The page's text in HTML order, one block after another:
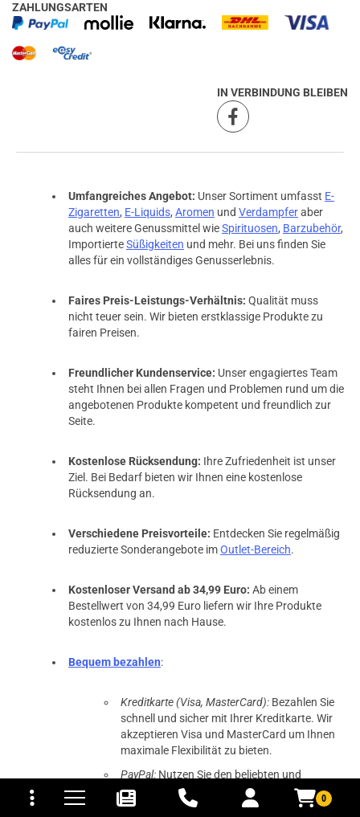
0
und Versandkosten
ZAHLUNGSARTEN
IN VERBINDUNG BLEIBEN
Umfangreiches Angebot: Unser Sortiment umfasst E-
Zigaretten, E-Liquids, Aromen und Verdampferaber
auch weitere Genussmittel wieSpirituosen, Barzubehör,
ImportierteSüßigkeiten und mehr. Bei uns finden Sie
alles für ein vollständiges Genusserlebnis.
Faires Preis-Leistungs-Verhältnis: Qualität muss
nicht teuer sein. Wir bieten erstklassige Produkte zu
fairen Preisen.
Freundlicher Kundenservice: Unser engagiertes Team
steht Ihnen bei allen Fragen und Problemen rund um die
angebotenen Produkte kompetent und freundlich zur
Seite.
Kostenlose Rücksendung: Ihre Zufriedenheit ist unser
Ziel. Bei Bedarf bieten wir Ihnen eine kostenlose
Rücksendung an.
Verschiedene Preisvorteile: Entdecken Sie regelmäßig
reduzierte Sonderangebote imOutlet-Bereich.
Kostenloser Versand ab 34,99 Euro: Ab einem
Bestellwert von 34,99 Euro liefern wir Ihre Produkte
kostenlos zu Ihnen nach Hause.
Bequem bezahlen:
Kreditkarte (Visa, MasterCard): Bezahlen Sie
schnell und sicher mit Ihrer Kreditkarte. Wir
akzeptieren Visa und MasterCard um Ihnen
maximale Flexibilität zu bieten.
PayPal: Nutzen Sie den beliebten und
sicheren Online-Zahlungsdienst PayPal, um
Ihre Einkäufe einfach und zuverlässig